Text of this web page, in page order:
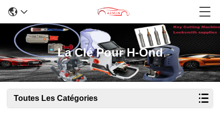
La Clé Pour H-Ond
Toutes Les Catégories